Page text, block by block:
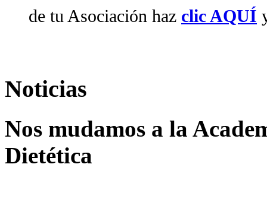
de tu Asociación haz clic AQUÍ
Noticias
Nos mudamos a la
Dietética